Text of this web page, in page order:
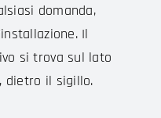
domanda,
Il
si trova sul lato
dietro il sigillo.